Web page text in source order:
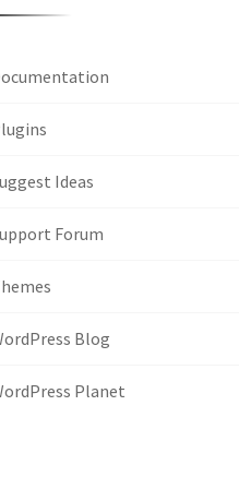
Ideas
Forum
Blog
Planet